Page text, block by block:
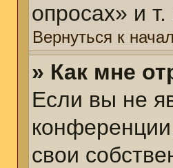
опросах» и т.
Вернуться к
» Как мне
Если вы не
свои